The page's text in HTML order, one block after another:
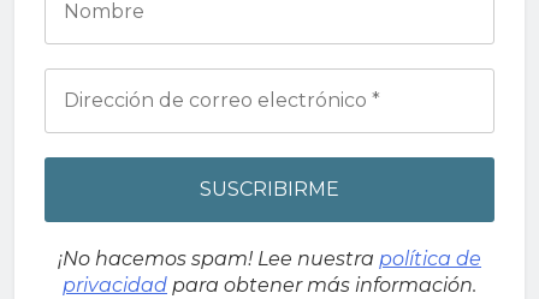
¡No hacemos spam! Lee nuestra política de
privacidad para obtener más información.